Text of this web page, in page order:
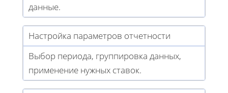
данные.
Настройка параметров отчетности
Выбор периода, группировка данных,
применение нужных ставок.